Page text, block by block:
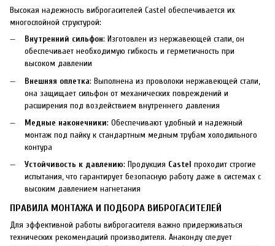
Высокая надежность виброгасителей Castel обеспечивается их
многослойной структурой:
Внутренний сильфон: Изготовлен из нержавеющей стали, он
обеспечивает необходимую гибкость и герметичность при
высоком давлении
Внешняя оплетка: Выполнена из проволоки нержавеющей стали,
она защищает сильфон от механических повреждений и
расширения под воздействием внутреннего давления
Медные наконечники: Обеспечивают удобный и надежный
монтаж под пайку к стандартным медным трубам холодильного
контура
Устойчивость к давлению: Продукция Castel проходит строгие
испытания, что гарантирует безопасную работу даже в системах с
высоким давлением нагнетания
ПРАВИЛА МОНТАЖА И ПОДБОРА ВИБРОГАСИТЕЛЕЙ
Для эффективной работы виброгасителя важно придерживаться
технических рекомендаций производителя. Анаконду следует